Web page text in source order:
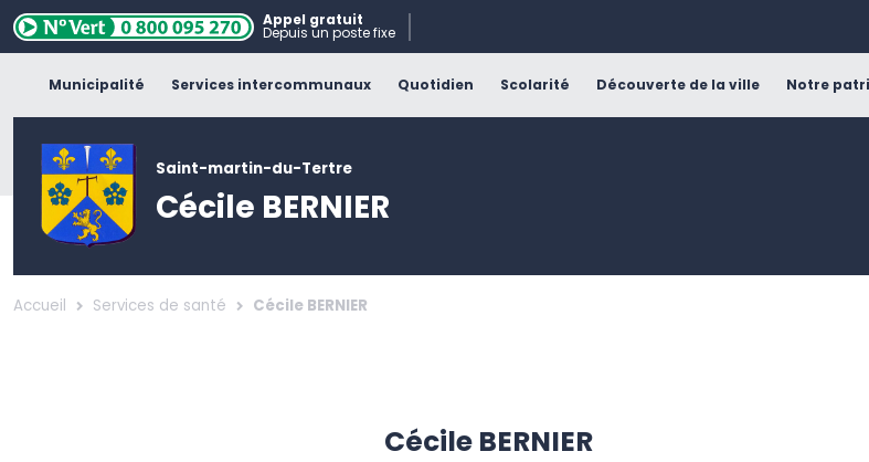
Appel gratuit
Depuis un poste fixe
Municipalité Services intercommunaux Quotidien Scolarité Découverte de la ville Notre
Saint-martin-du-Tertre
Cécile BERNIER
Accueil Services de santé Cécile BERNIER
Cécile BERNIER